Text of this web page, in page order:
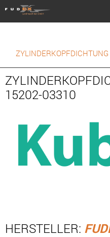
ZYLINDERKOPFDICHTUNG
15202-03310
HERSTELLER: